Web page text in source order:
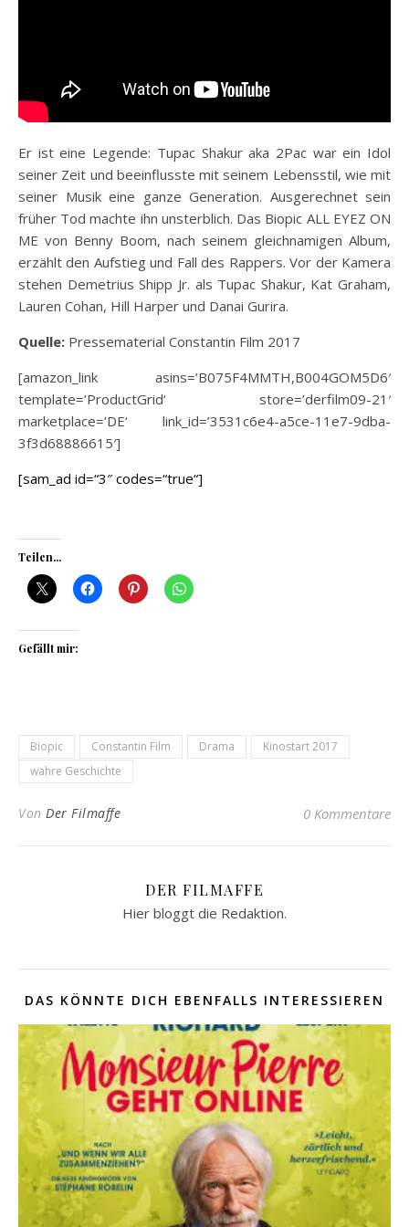
Er ist eine Legende: Tupac Shakur aka 2Pac war ein Idol
seiner Zeit und beeinflusste mit seinem Lebensstil, wie mit
seiner Musik eine ganze Generation. Ausgerechnet sein
früher Tod machte ihn unsterblich. Das Biopic ALL EYEZ ON
ME von Benny Boom, nach seinem gleichnamigen Album,
erzählt den Aufstieg und Fall des Rappers. Vor der Kamera
stehen Demetrius Shipp Jr. als Tupac Shakur, Kat Graham,
Lauren Cohan, Hill Harper und Danai Gurira.
Quelle: Pressematerial Constantin Film 2017
[amazon_link asins=’B075F4MMTH,B004GOM5D6′
template=’ProductGrid‘ store=’derfilm09-21′
marketplace=’DE‘ link_id=’3531c6e4-a5ce-11e7-9dba-
3f3d68886615′]
[sam_ad id=“3″ codes=“true“]
Teilen...
Gefällt mir:
Biopic Constantin Film Drama
Kinostart 2017
wahre Geschichte
Von Der Filmaffe 0 Kommentare
DER FILMAFFE
Hier bloggt die Redaktion.
DAS KÖNNTE DICH EBENFALLS INTERESSIEREN